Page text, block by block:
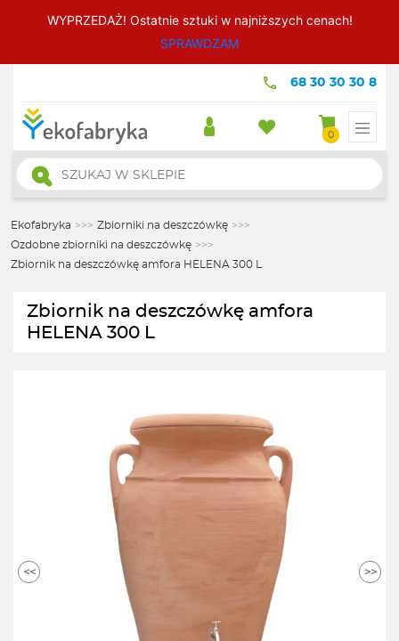
WYPRZEDAŻ! Ostatnie sztuki w najniższych cenach!
SPRAWDZAM
68 30 30 30 8
0
Wyszukiwarka
produktów
Ekofabryka >>> Zbiorniki na deszczówkę >>>
Ozdobne zbiorniki na deszczówkę >>>
Zbiornik na deszczówkę amfora HELENA 300 L
Zbiornik na deszczówkę amfora
HELENA 300 L
<< >>